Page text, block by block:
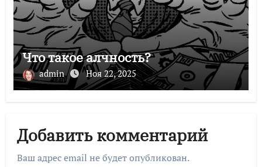
Что такое алчность?
admin Ноя 22, 2025
Добавить комментарий
Ваш адрес email не будет опубликован.